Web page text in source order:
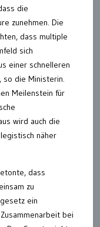
die
zunehmen. Die
dass multiple
sich
einer schnelleren
so die Ministerin.
Meilenstein für
wird auch die
näher
dass
zu
ein
bei